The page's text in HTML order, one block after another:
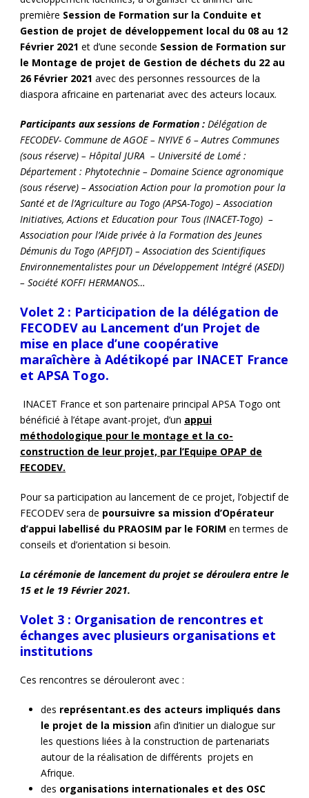
première Session de Formation sur la Conduite et
Gestion de projet de développement local du 08 au 12
Février 2021 et d’une seconde Session de Formation sur
le Montage de projet de Gestion de déchets du 22 au
26 Février 2021 avec des personnes ressources de la
diaspora africaine en partenariat avec des acteurs locaux.
Participants aux sessions de Formation : Délégation de
FECODEV- Commune de AGOE – NYIVE 6 – Autres Communes
(sous réserve) – Hôpital JURA – Université de Lomé :
Département : Phytotechnie – Domaine Science agronomique
(sous réserve) – Association Action pour la promotion pour la
Santé et de l’Agriculture au Togo (APSA-Togo) – Association
Initiatives, Actions et Education pour Tous (INACET-Togo) –
Association pour l’Aide privée à la Formation des Jeunes
Démunis du Togo (APFJDT) – Association des Scientifiques
Environnementalistes pour un Développement Intégré (ASEDI)
– Société KOFFI HERMANOS…
Volet 2 : Participation de la délégation de
FECODEV au Lancement d’un Projet de
mise en place d’une coopérative
maraîchère à Adétikopé par INACET France
et APSA Togo.
INACET France et son partenaire principal APSA Togo ont
bénéficié à l’étape avant-projet, d’un appui
méthodologique pour le montage et la co-
construction de leur projet, par l’Equipe OPAP de
FECODEV.
Pour sa participation au lancement de ce projet, l’objectif de
FECODEV sera de poursuivre sa mission d’Opérateur
d’appui labellisé du PRAOSIM par le FORIM en termes de
conseils et d’orientation si besoin.
La cérémonie de lancement du projet se déroulera entre le
15 et le 19 Février 2021.
Volet 3 : Organisation de rencontres et
échanges avec plusieurs organisations et
institutions
Ces rencontres se dérouleront avec :
des représentant.es des acteurs impliqués dans
le projet de la mission afin d’initier un dialogue sur
les questions liées à la construction de partenariats
autour de la réalisation de différents projets en
Afrique.
des organisations internationales et des OSC